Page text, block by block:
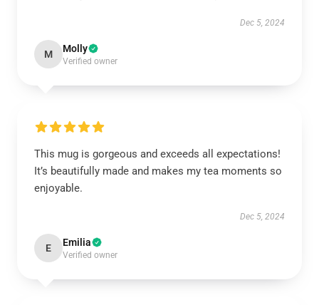
Dec 5, 2024
M Molly
Verified owner
This mug is gorgeous and exceeds all expectations!
It’s beautifully made and makes my tea moments so
enjoyable.
Dec 5, 2024
E Emilia
Verified owner